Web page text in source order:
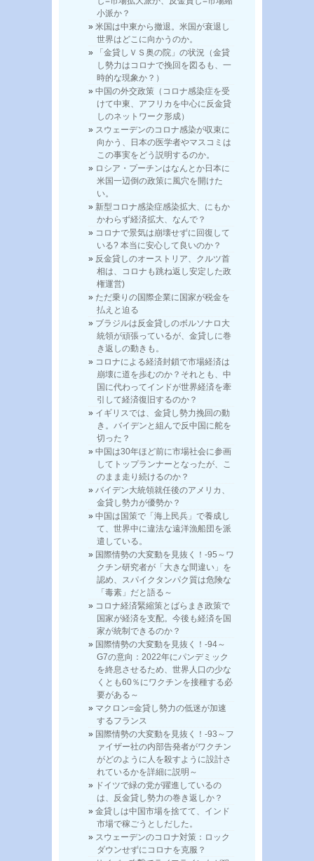
小派か？
米国は中東から撤退。米国が衰退し
世界はどこに向かうのか。
「金貸しＶＳ奥の院」の状況（金貸
し勢力はコロナで挽回を図るも、一
時的な現象か？）
中国の外交政策（コロナ感染症を受
けて中東、アフリカを中心に反金貸
しのネットワーク形成）
スウェーデンのコロナ感染が収束に
向かう、日本の医学者やマスコミは
この事実をどう説明するのか。
ロシア・プーチンはなんとか日本に
米国一辺倒の政策に風穴を開けた
い。
新型コロナ感染症感染拡大、にもか
かわらず経済拡大、なんで？
コロナで景気は崩壊せずに回復して
いる? 本当に安心して良いのか？
反金貸しのオーストリア、クルツ首
相は、コロナも跳ね返し安定した政
権運営)
ただ乗りの国際企業に国家が税金を
払えと迫る
ブラジルは反金貸しのボルソナロ大
統領が頑張っているが、金貸しに巻
き返しの動きも。
コロナによる経済封鎖で市場経済は
崩壊に道を歩むのか？それとも、中
国に代わってインドが世界経済を牽
引して経済復旧するのか？
イギリスでは、金貸し勢力挽回の動
き。バイデンと組んで反中国に舵を
切った？
中国は30年ほど前に市場社会に参画
してトップランナーとなったが、こ
のまま走り続けるのか？
バイデン大統領就任後のアメリカ、
金貸し勢力が優勢か？
中国は国策で「海上民兵」で養成し
て、世界中に違法な遠洋漁船団を派
遣している。
国際情勢の大変動を見抜く！-95～ワ
クチン研究者が「大きな間違い」を
認め、スパイクタンパク質は危険な
「毒素」だと語る～
コロナ経済緊縮策とばらまき政策で
国家が経済を支配。今後も経済を国
家が統制できるのか？
国際情勢の大変動を見抜く！-94～
G7の意向：2022年にパンデミック
を終息させるため、世界人口の少な
くとも60％にワクチンを接種する必
要がある～
マクロン=金貸し勢力の低迷が加速
するフランス
国際情勢の大変動を見抜く！-93～フ
ァイザー社の内部告発者がワクチン
がどのように人を殺すように設計さ
れているかを詳細に説明～
ドイツで緑の党が躍進しているの
は、反金貸し勢力の巻き返しか？
金貸しは中国市場を捨てて、インド
市場で稼ごうとしだした。
スウェーデンのコロナ対策：ロック
ダウンせずにコロナを克服？